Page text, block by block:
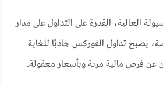
العالية، القدرة على التداول على مدار
يصبح تداول الفوركس جاذبًا للغاية
عن فرص مالية مرنة وبأسعار معقولة.